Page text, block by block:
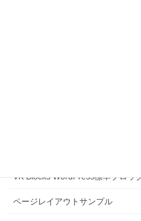
VK Blocks WordPress標準ブロッ
ページレイアウトサンプル